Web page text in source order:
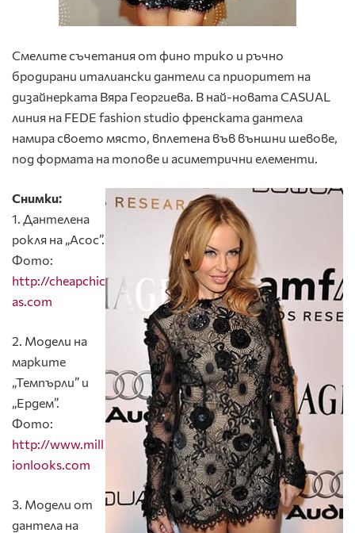
Смелите съчетания от фино трико и ръчно
бродирани италиански дантели са приоритет на
дизайнерката Вяра Георгиева. В най-новата CASUAL
линия на FEDЕ fashion studio френската дантела
намира своето място, вплетена във външни шевове,
под формата на топове и асиметрични елементи.
Снимки:
1. Дантелена
рокля на „Асос”.
Фото:
http://cheapchic
as.com
2. Модели на
марките
„Темпърли” и
„Ердем”.
Фото:
http://www.mill
ionlooks.com
3. Модели от
дантела на